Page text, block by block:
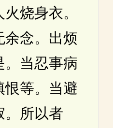
烧身衣。
余念。出烦
。当忍事病
恨等。当避
。所以者